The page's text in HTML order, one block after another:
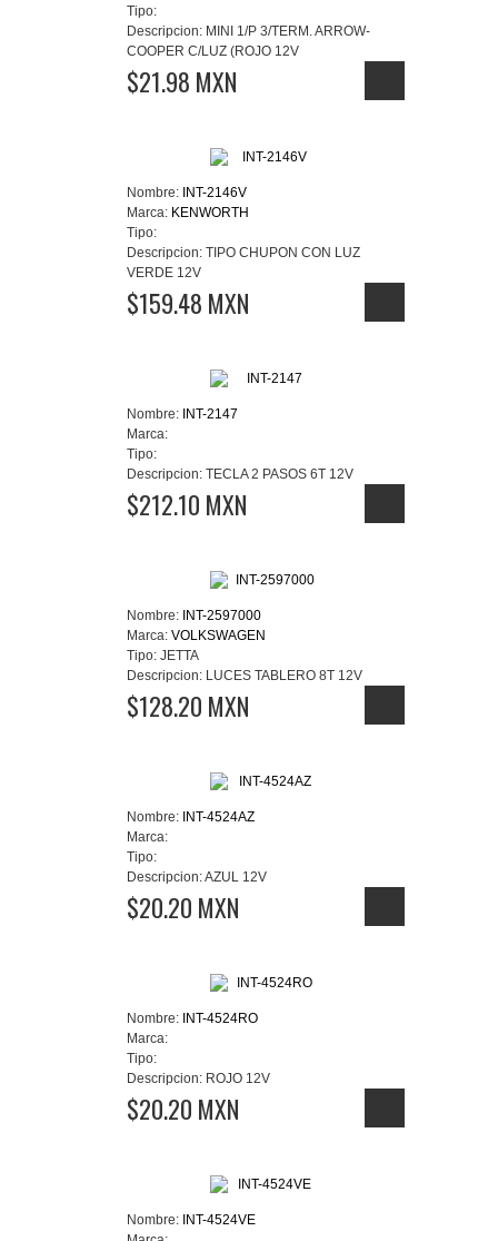
Tipo:
Descripcion: MINI 1/P 3/TERM. ARROW-
COOPER C/LUZ (ROJO 12V
$21.98 MXN
Nombre: INT-2146V
Marca: KENWORTH
Tipo:
Descripcion: TIPO CHUPON CON LUZ
VERDE 12V
$159.48 MXN
Nombre: INT-2147
Marca:
Tipo:
Descripcion: TECLA 2 PASOS 6T 12V
$212.10 MXN
Nombre: INT-2597000
Marca: VOLKSWAGEN
Tipo: JETTA
Descripcion: LUCES TABLERO 8T 12V
$128.20 MXN
Nombre: INT-4524AZ
Marca:
Tipo:
Descripcion:AZUL 12V
$20.20 MXN
Nombre: INT-4524RO
Marca:
Tipo:
Descripcion: ROJO 12V
$20.20 MXN
Nombre: INT-4524VE